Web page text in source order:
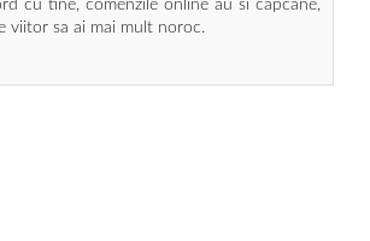
cu tine, comenzile online au si capcane,
viitor sa ai mai mult noroc.